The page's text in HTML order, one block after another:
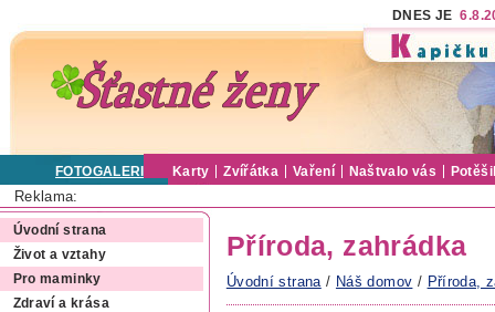
DNES JE
FOTOGALERIE Karty Zvířátka Vaření Naštvalo vás
Reklama:
Úvodní strana
Život a vztahy
Pro maminky
Zdraví a krása
Příroda, zahrádka
Úvodní strana / Náš domov / Příroda,